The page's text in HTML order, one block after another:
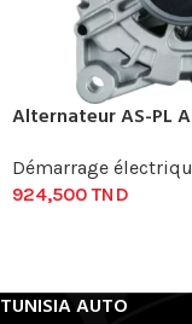
Alternateur AS-PL
Démarrage
924,500TND
TUNISIA AUTO